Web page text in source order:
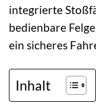
integrierte
bedienbare
ein sicheres
Inhalt